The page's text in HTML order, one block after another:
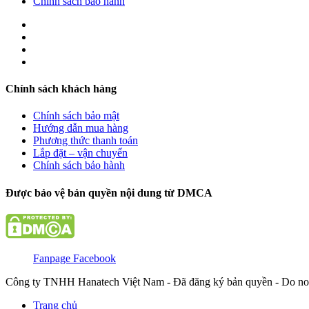
Chính sách khách hàng
Chính sách bảo mật
Hướng dẫn mua hàng
Phương thức thanh toán
Lắp đặt – vận chuyển
Chính sách bảo hành
Được bảo vệ bản quyền nội dung từ DMCA
Fanpage Facebook
Công ty TNHH Hanatech Việt Nam - Đã đăng ký bản quyền - Do
Trang chủ